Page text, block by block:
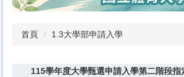
首頁 1.3大學部申請入學
115學年度大學甄選申請入學第二階段指